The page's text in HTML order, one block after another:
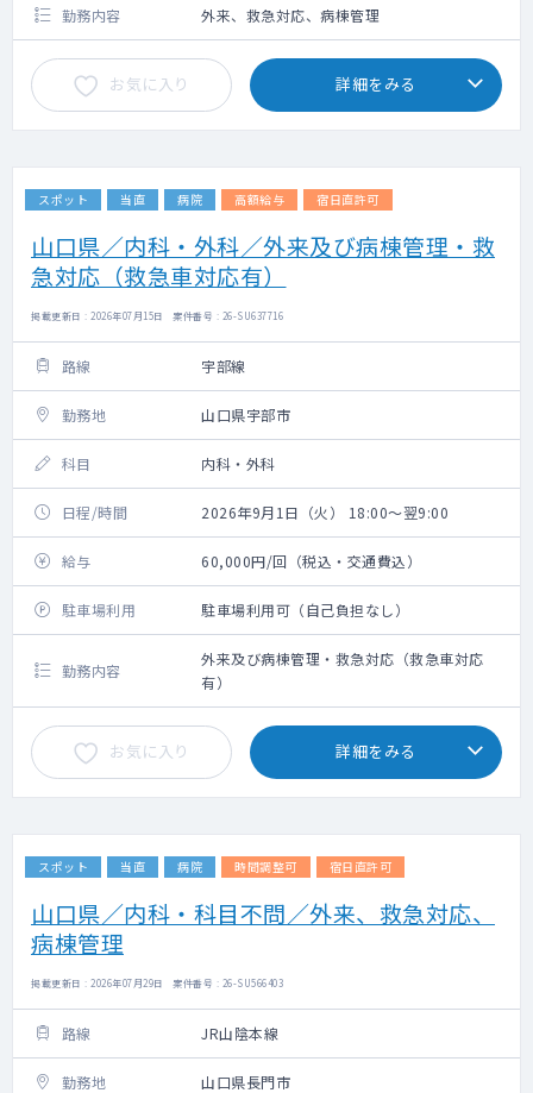
勤務内容 外来、救急対応、病棟管理
お気に入り 詳細をみる
スポット 当直 病院 高額給与 宿日直許可
山口県／内科・外科／外来及び病棟管理・救
急対応（救急車対応有）
掲載更新日 : 2026年07月15日 案件番号 : 26-SU637716
路線 宇部線
勤務地 山口県宇部市
科目 内科・外科
日程/時間 2026年9月1日（火） 18:00～翌9:00
給与 60,000円/回（税込・交通費込）
駐車場利用 駐車場利用可（自己負担なし）
勤務内容
外来及び病棟管理・救急対応（救急車対応
有）
お気に入り 詳細をみる
スポット 当直 病院 時間調整可 宿日直許可
山口県／内科・科目不問／外来、救急対応、
病棟管理
掲載更新日 : 2026年07月29日 案件番号 : 26-SU566403
路線 JR山陰本線
勤務地 山口県長門市